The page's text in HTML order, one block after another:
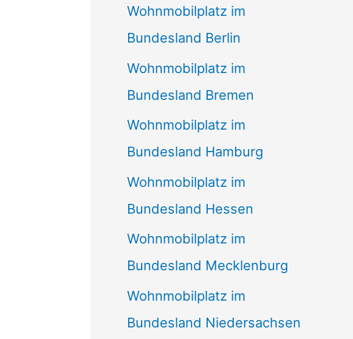
Wohnmobilplatz im
Bundesland Berlin
Wohnmobilplatz im
Bundesland Bremen
Wohnmobilplatz im
Bundesland Hamburg
Wohnmobilplatz im
Bundesland Hessen
Wohnmobilplatz im
Bundesland Mecklenburg
Wohnmobilplatz im
Bundesland Niedersachsen